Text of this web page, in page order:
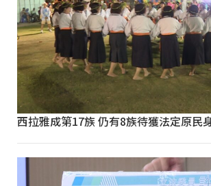
西拉雅成第17族 仍有8族待獲法定原民